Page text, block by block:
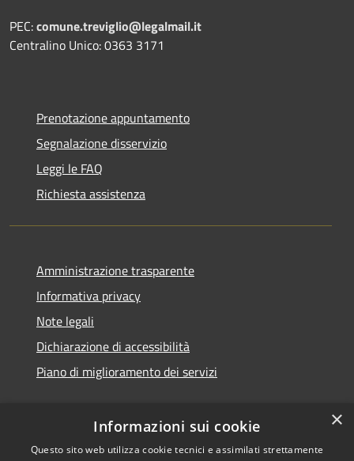
PEC:comune.treviglio@legalmail.it
Centralino Unico: 0363 3171
Prenotazione appuntamento
Segnalazione disservizio
Leggi le FAQ
Richiesta assistenza
Amministrazione trasparente
Informativa privacy
Note legali
Dichiarazione di accessibilità
Piano di miglioramento dei servizi
RSS
Copyright © 2026 • Comune di
×
Informazioni sui cookie
Questo sito web utilizza cookie tecnici e assimilati strettamente